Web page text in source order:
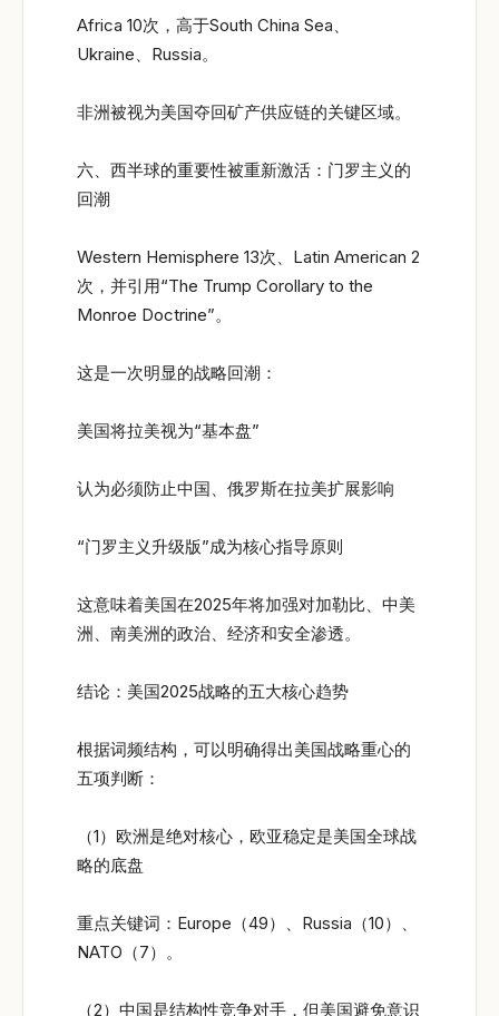
Africa 10次，高于South China Sea、
Ukraine、Russia。
非洲被视为美国夺回矿产供应链的关键区域。
六、西半球的重要性被重新激活：门罗主义的
回潮
Western Hemisphere 13次、Latin American 2
次，并引用“The Trump Corollary to the
Monroe Doctrine”。
这是一次明显的战略回潮：
美国将拉美视为“基本盘”
认为必须防止中国、俄罗斯在拉美扩展影响
“门罗主义升级版”成为核心指导原则
这意味着美国在2025年将加强对加勒比、中美
洲、南美洲的政治、经济和安全渗透。
结论：美国2025战略的五大核心趋势
根据词频结构，可以明确得出美国战略重心的
五项判断：
（1）欧洲是绝对核心，欧亚稳定是美国全球战
略的底盘
重点关键词：Europe（49）、Russia（10）、
NATO（7）。
（2）中国是结构性竞争对手，但美国避免意识